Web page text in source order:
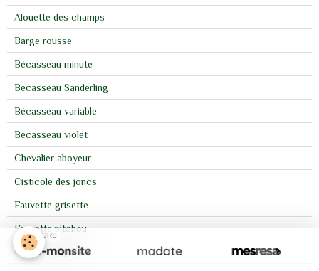
Alouette des champs
Barge rousse
Bécasseau minute
Bécasseau Sanderling
Bécasseau variable
Bécasseau violet
Chevalier aboyeur
Cisticole des joncs
Fauvette grisette
Fauvette pitchou
Goéland argenté
SPONSORS